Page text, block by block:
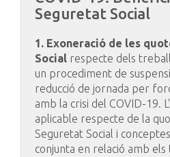
Seguretat Social
1. Exoneració de les
Social respecte dels
un procediment de
reducció de jornada per
amb la crisi del COVID-19.
aplicable respecte de la
Seguretat Social i
conjunta en relació amb